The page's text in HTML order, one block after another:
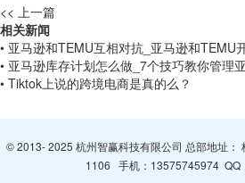
<< 上一篇
相关新闻
• 亚马逊和TEMU互相对抗_亚马逊和TEMU
• 亚马逊库存计划怎么做_7个技巧教你管理
• Tiktok上说的跨境电商是真的么？
© 2013- 2025 杭州智赢科技有限公司 总部地址：
1106 手机： 13575745974 QQ